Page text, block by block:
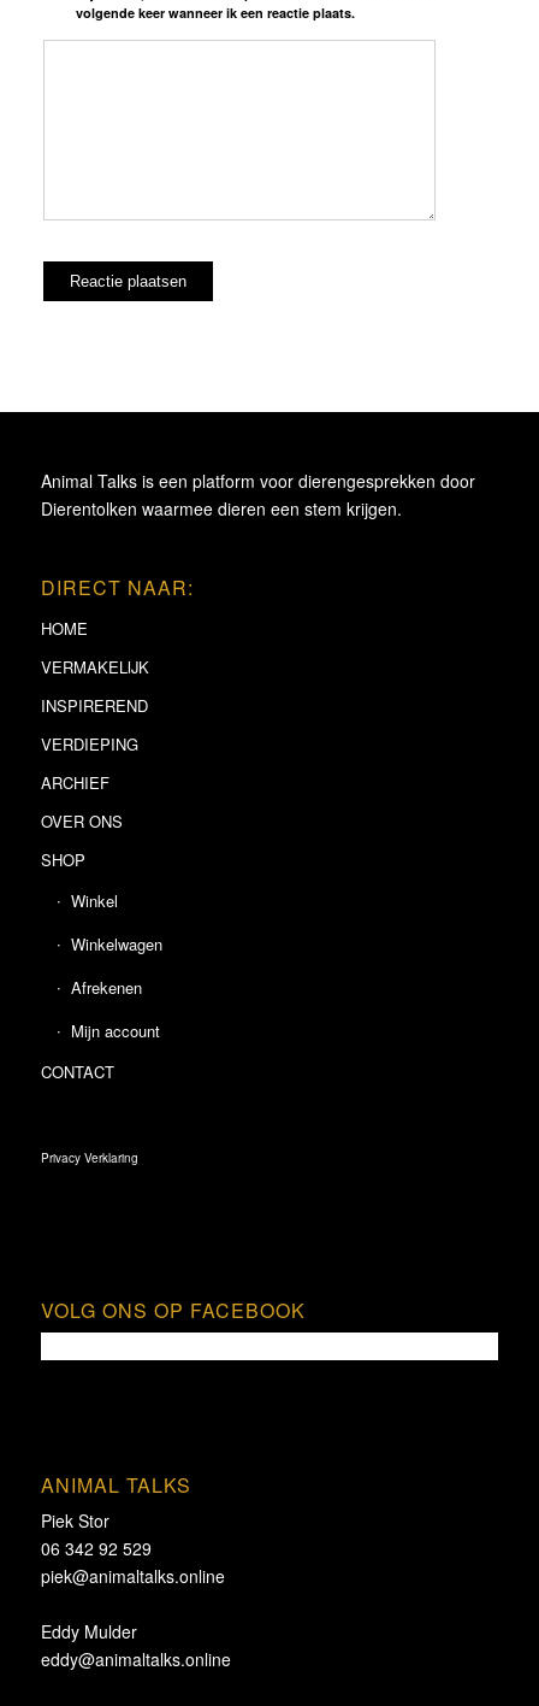
volgende keer wanneer ik een reactie plaats.
Animal Talks is een platform voor dierengesprekken door
Dierentolken waarmee dieren een stem krijgen.
DIRECT NAAR:
HOME
VERMAKELIJK
INSPIREREND
VERDIEPING
ARCHIEF
OVER ONS
SHOP
Winkel
Winkelwagen
Afrekenen
Mijn account
CONTACT
Privacy Verklaring
VOLG ONS OP FACEBOOK
ANIMAL TALKS
Piek Stor
06 342 92 529
piek@animaltalks.online
Eddy Mulder
eddy@animaltalks.online